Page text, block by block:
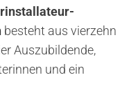
besteht aus vierzehn
Auszubildende,
und ein